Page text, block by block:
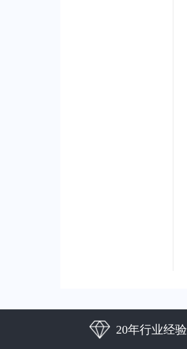
20年行业经验